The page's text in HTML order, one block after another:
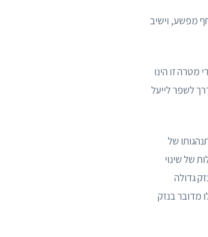
מפשע, וישיב
זו הינו
לשפר לייעל
של
של שינוי
גדולה
מדובר בנזק